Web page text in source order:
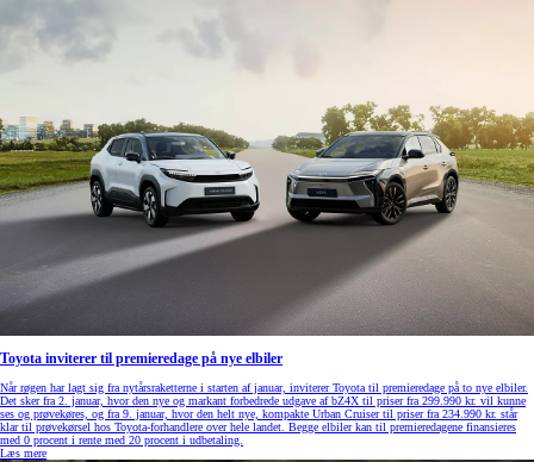
Toyota inviterer til premieredage på nye elbiler
Når røgen har lagt sig fra nytårsraketterne i starten af januar, inviterer Toyota til premieredage på to nye elbiler.
Det sker fra 2. januar, hvor den nye og markant forbedrede udgave af bZ4X til priser fra 299.990 kr. vil kunne
ses og prøvekøres, og fra 9. januar, hvor den helt nye, kompakte Urban Cruiser til priser fra 234.990 kr. står
klar til prøvekørsel hos Toyota-forhandlere over hele landet. Begge elbiler kan til premieredagene finansieres
med 0 procent i rente med 20 procent i udbetaling.
Læs mere